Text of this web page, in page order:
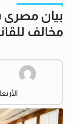
بيان مصرى
مخالف
الأربعاء، 03 سبتمبر